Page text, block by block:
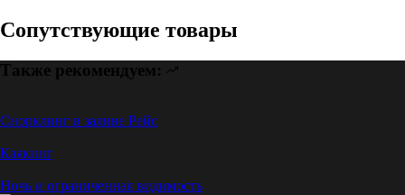
Сопутствующие товары
Также рекомендуем:
Снорклинг в заливе Рейс
Каякинг
Ночь и ограниченная видимость